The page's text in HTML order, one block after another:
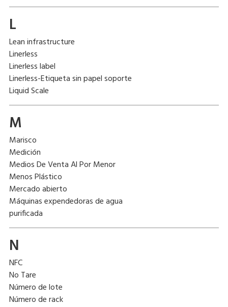
L
Lean infrastructure
Linerless
Linerless label
Linerless-Etiqueta sin papel soporte
Liquid Scale
M
Marisco
Medición
Medios De Venta Al Por Menor
Menos Plástico
Mercado abierto
Máquinas expendedoras de agua
purificada
N
NFC
No Tare
Número de lote
Número de rack